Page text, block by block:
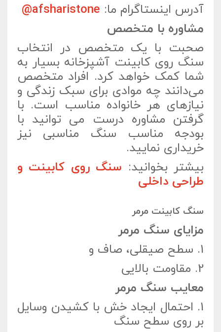
آدرس اینستاگرام ما: afsharistone@
مشاوره با متخصص
صحبت با یک متخصص در انتخاب
سنگ روی کابینت آشپزخانه بسیار به
شما کمک خواهد کرد. افراد متخصص
می‌دانند چه موادی برای سبک زندگی و
نیازهای هر خانواده مناسب‌ است. با
گرفتن مشاوره درست می توانید با
بودجه مناسب سنگ مناسبی نیز
خریداری نمایید.
بیشتر بخوانید: سنگ روی کابینت و
طراحی داخلی
سنگ کابینت مرمر
مزایای سنگ مرمر
1. سطح صیقلی، صاف و
2. مقاومت بالایی
معایب سنگ مرمر
1. احتمال ایجاد خش با کشیدن وسایل
بر روی سطح سنگ